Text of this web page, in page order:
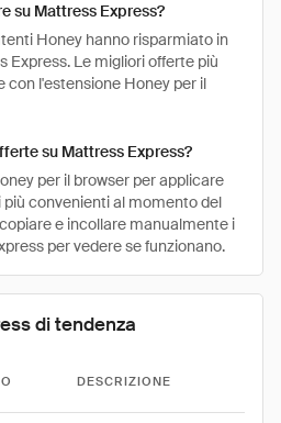
su Mattress Express?
Honey hanno risparmiato in
Express. Le migliori offerte più
l'estensione Honey per il
su Mattress Express?
per il browser per applicare
convenienti al momento del
e incollare manualmente i
per vedere se funzionano.
di tendenza
DESCRIZIONE